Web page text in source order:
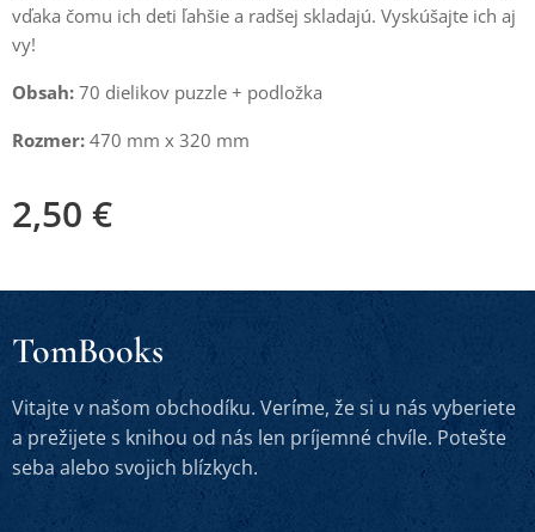
vďaka čomu ich deti ľahšie a radšej skladajú. Vyskúšajte ich aj
vy!
Obsah: 70 dielikov puzzle + podložka
Rozmer: 470 mm x 320 mm
2,50 €
TomBooks
Vitajte v našom obchodíku. Veríme, že si u nás vyberiete
a prežijete s knihou od nás len príjemné chvíle. Potešte
seba alebo svojich blízkych.